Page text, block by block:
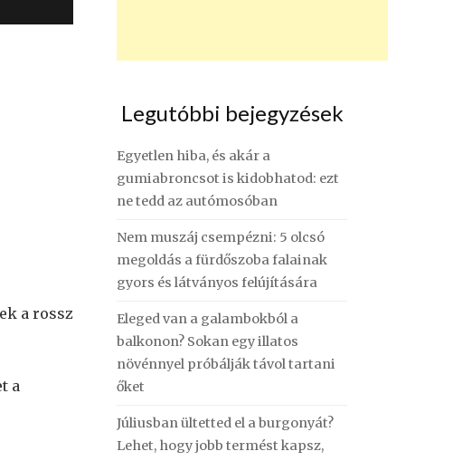
a rossz
a
Legutóbbi bejegyzések
Egyetlen hiba, és akár a
gumiabroncsot is kidobhatod: ezt
ne tedd az autómosóban
Nem muszáj csempézni: 5 olcsó
megoldás a fürdőszoba falainak
gyors és látványos felújítására
Eleged van a galambokból a
balkonon? Sokan egy illatos
növénnyel próbálják távol tartani
őket
Júliusban ültetted el a burgonyát?
Lehet, hogy jobb termést kapsz,